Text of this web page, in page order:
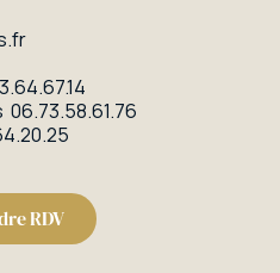
06.73.58.61.76
RDV